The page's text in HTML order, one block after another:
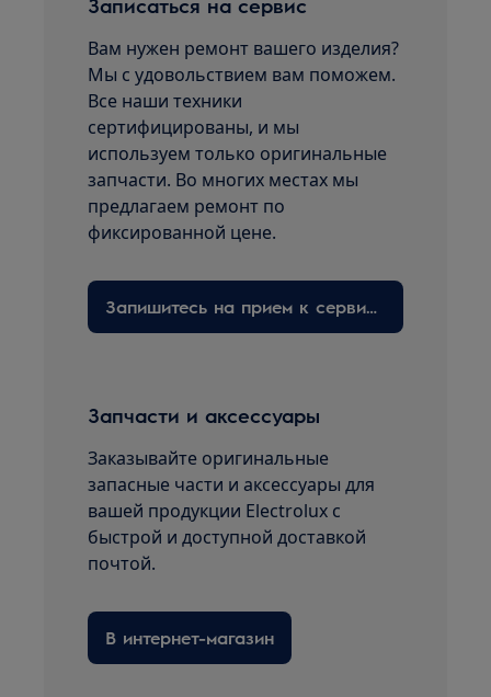
Вам нужен ремонт вашего изделия?
Мы с удовольствием вам поможем.
Все наши техники
сертифицированы, и мы
используем только оригинальные
запчасти. Во многих местах мы
предлагаем ремонт по
фиксированной цене.
Запишитесь на прием к сервисному технику здесь
Запчасти и аксессуары
Заказывайте оригинальные
запасные части и аксессуары для
вашей продукции Electrolux с
быстрой и доступной доставкой
почтой.
В интернет-магазин